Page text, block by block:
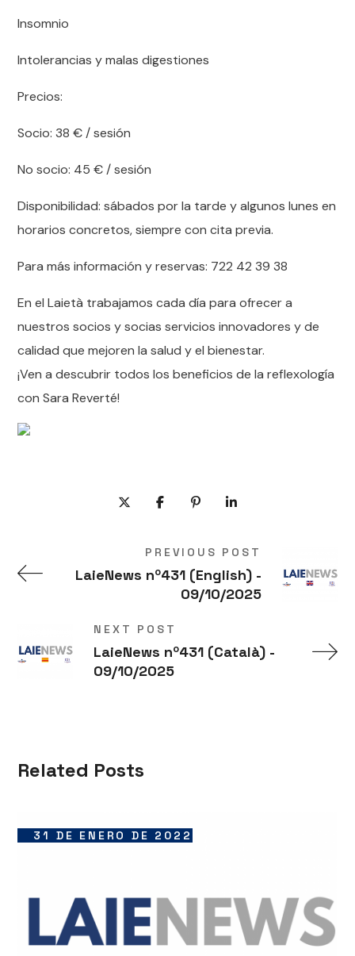
Insomnio
Intolerancias y malas digestiones
Precios:
Socio: 38 € / sesión
No socio: 45 € / sesión
Disponibilidad: sábados por la tarde y algunos lunes en
horarios concretos, siempre con cita previa.
Para más información y reservas: 722 42 39 38
En el Laietà trabajamos cada día para ofrecer a
nuestros socios y socias servicios innovadores y de
calidad que mejoren la salud y el bienestar.
¡Ven a descubrir todos los beneficios de la reflexología
con Sara Reverté!
PREVIOUS POST
LaieNews nº431 (English) -
09/10/2025
NEXT POST
LaieNews nº431 (Català) -
09/10/2025
Related Posts
31 DE ENERO DE 2022